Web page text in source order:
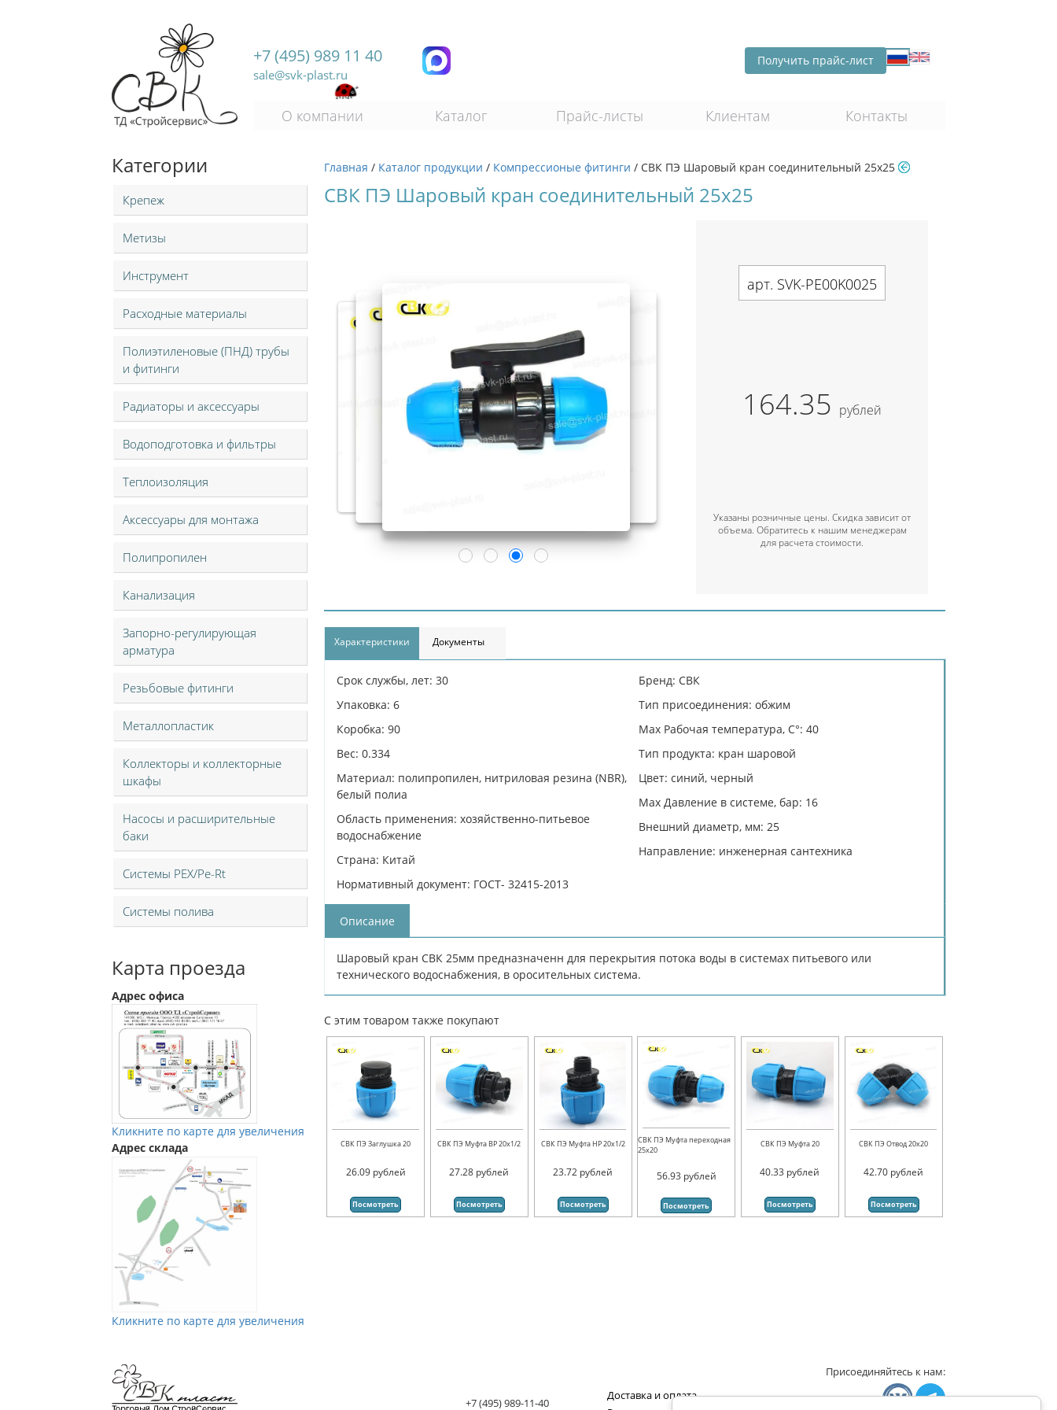
+7 (495) 989 11 40
sale@svk-plast.ru
Получить прайс-лист
О компании Каталог Прайс-листы Клиентам Контакты
Главная / Каталог продукции / Компрессионые фитинги / СВК ПЭ Шаровый кран соединительный 25х25
Категории
Крепеж
Метизы
Инструмент
Расходные материалы
Полиэтиленовые (ПНД) трубы
и фитинги
Радиаторы и аксессуары
Водоподготовка и фильтры
Теплоизоляция
Аксессуары для монтажа
Полипропилен
Канализация
Запорно-регулирующая
арматура
Резьбовые фитинги
Металлопластик
Коллекторы и коллекторные
шкафы
Насосы и расширительные
баки
Системы PEX/Pe-Rt
Системы полива
Карта проезда
Адрес офиса
Кликните по карте для увеличения
Адрес склада
Кликните по карте для увеличения
СВК ПЭ Шаровый кран соединительный 25х25
арт. SVK-PE00K0025
164.35 рублей
Указаны розничные цены. Скидка зависит от
объема. Обратитесь к нашим менеджерам
для расчета стоимости.
Характеристики Документы
Срок службы, лет: 30
Упаковка: 6
Коробка: 90
Вес: 0.334
Материал: полипропилен, нитриловая резина (NBR),
белый полиа
Область применения: хозяйственно-питьевое
водоснабжение
Страна: Китай
Нормативный документ: ГОСТ- 32415-2013
Бренд: СВК
Тип присоединения: обжим
Max Рабочая температура, C°: 40
Тип продукта: кран шаровой
Цвет: синий, черный
Max Давление в системе, бар: 16
Внешний диаметр, мм: 25
Направление: инженерная сантехника
Описание
Шаровый кран СВК 25мм предназначенн для перекрытия потока воды в системах питьевого или
технического водоснабжения, в оросительных система.
С этим товаром также покупают
СВК ПЭ Заглушка 20
26.09 рублей
Посмотреть
СВК ПЭ Муфта ВР 20х1/2
27.28 рублей
Посмотреть
СВК ПЭ Муфта НР 20х1/2
23.72 рублей
Посмотреть
СВК ПЭ Муфта переходная
25х20
56.93 рублей
Посмотреть
СВК ПЭ Муфта 20
40.33 рублей
Посмотреть
СВК ПЭ Отвод 20х20
42.70 рублей
Посмотреть
+7 (495) 989-11-40
Доставка и оплата
Присоединяйтесь к нам:
Мы в Vkontakte
Мы в Телеграм